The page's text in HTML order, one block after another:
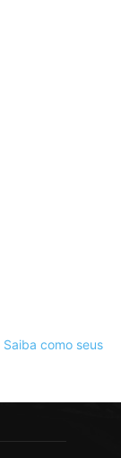
Saiba como seus